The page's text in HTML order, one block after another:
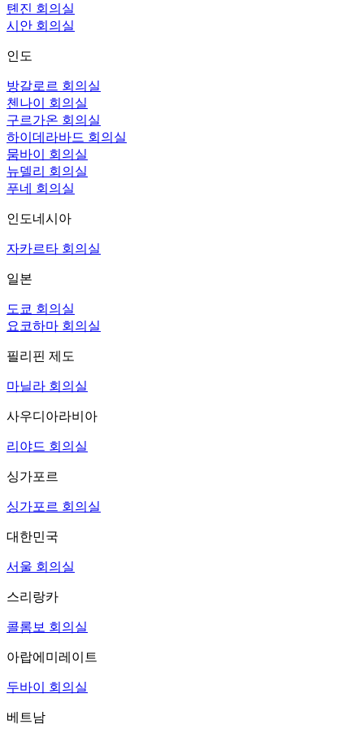
톈진 회의실
시안 회의실
인도
방갈로르 회의실
첸나이 회의실
구르가온 회의실
하이데라바드 회의실
뭄바이 회의실
뉴델리 회의실
푸네 회의실
인도네시아
자카르타 회의실
일본
도쿄 회의실
요코하마 회의실
필리핀 제도
마닐라 회의실
사우디아라비아
리야드 회의실
싱가포르
싱가포르 회의실
대한민국
서울 회의실
스리랑카
콜롬보 회의실
아랍에미레이트
두바이 회의실
베트남